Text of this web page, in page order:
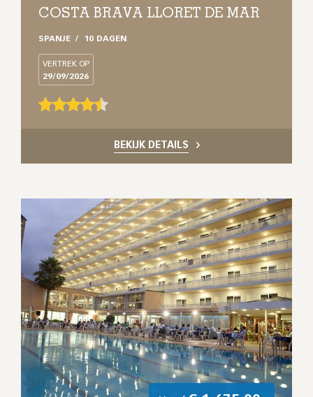
COSTA BRAVA LLORET DE MAR
SPANJE 10 DAGEN
VERTREK OP
29/09/2026
BEKIJK DETAILS